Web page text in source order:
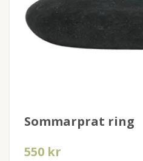
Sommarprat ring
550 kr